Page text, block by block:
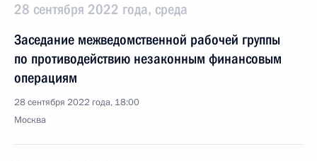
28 сентября 2022 года, среда
Заседание межведомственной рабочей группы
по противодействию незаконным финансовым
операциям
28 сентября 2022 года, 18:00
Москва